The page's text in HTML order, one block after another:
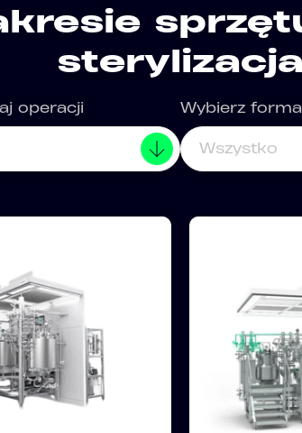
sterylizacja
operacji Wybierz
Wszystko